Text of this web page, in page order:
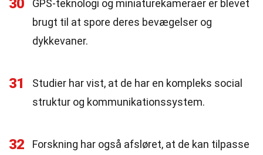
30
GPS-teknologi og miniaturekameraer er blevet
brugt til at spore deres bevægelser og
dykkevaner.
31
Studier har vist, at de har en kompleks social
struktur og kommunikationssystem.
32
Forskning har også afsløret, at de kan tilpasse